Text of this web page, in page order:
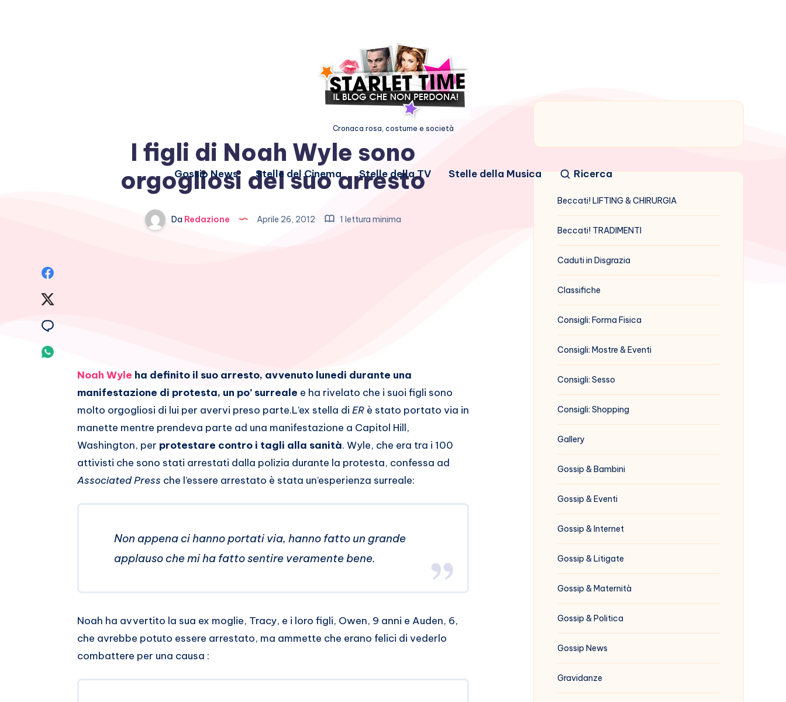
Cronaca rosa, costume e società
Gossip News Stelle del Cinema Stelle della TV Stelle della Musica Ricerca
I figli di Noah Wyle sono
orgogliosi del suo arresto
Da Redazione Aprile 26, 2012 1 lettura minima
Email
Whatsapp
Noah Wyle ha definito il suo arresto, avvenuto lunedi durante una
manifestazione di protesta, un po’ surreale e ha rivelato che i suoi figli sono
molto orgogliosi di lui per avervi preso parte.L’ex stella di ER è stato portato via in
manette mentre prendeva parte ad una manifestazione a Capitol Hill,
Washington, per protestare contro i tagli alla sanità. Wyle, che era tra i 100
attivisti che sono stati arrestati dalla polizia durante la protesta, confessa ad
Associated Press che l’essere arrestato è stata un’esperienza surreale:
Non appena ci hanno portati via, hanno fatto un grande
applauso che mi ha fatto sentire veramente bene.
Noah ha avvertito la sua ex moglie, Tracy, e i loro figli, Owen, 9 anni e Auden, 6,
che avrebbe potuto essere arrestato, ma ammette che erano felici di vederlo
combattere per una causa :
Beccati! LIFTING & CHIRURGIA
Beccati! TRADIMENTI
Caduti in Disgrazia
Classifiche
Consigli: Forma Fisica
Consigli: Mostre & Eventi
Consigli: Sesso
Consigli: Shopping
Gallery
Gossip & Bambini
Gossip & Eventi
Gossip & Internet
Gossip & Litigate
Gossip & Maternità
Gossip & Politica
Gossip News
Gravidanze